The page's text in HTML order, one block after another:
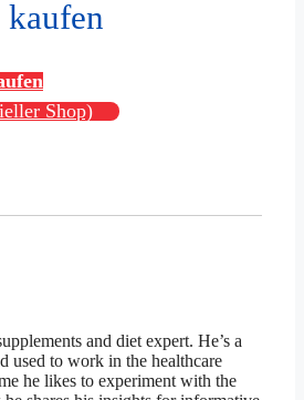
kaufen
Shop)
and diet expert. He’s a
used to work in the healthcare
he likes to experiment with the